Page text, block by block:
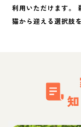
利用いただけます。
猫から迎える選択肢